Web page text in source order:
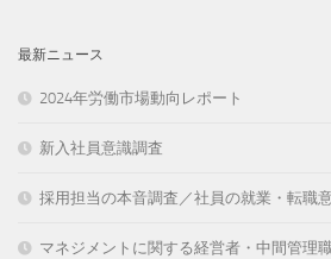
最新ニュース
2024年労働市場動向レポート
新入社員意識調査
採用担当の本音調査／社員の就業・転職
マネジメントに関する経営者・中間管理